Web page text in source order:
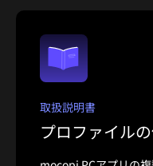
取扱説明書
プロファイル